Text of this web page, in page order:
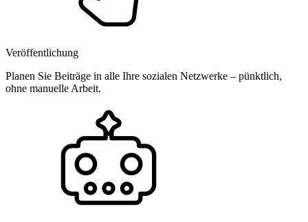
Veröffentlichung
Planen Sie Beiträge in alle Ihre sozialen Netzwerke – pünktlich,
ohne manuelle Arbeit.